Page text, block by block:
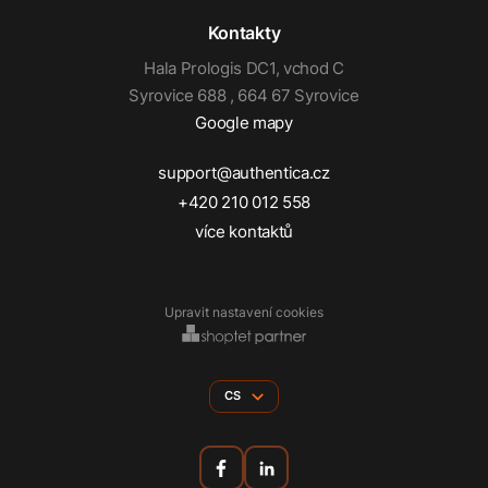
Kontakty
Hala Prologis DC1, vchod C
Syrovice 688 , 664 67 Syrovice
Google mapy
support@authentica.cz
+420 210 012 558
více kontaktů
CS
Upravit nastavení cookies